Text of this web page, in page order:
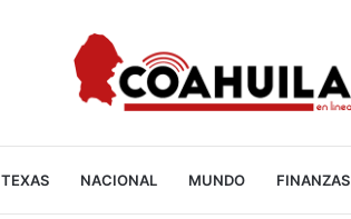
TEXAS NACIONAL MUNDO FINANZAS